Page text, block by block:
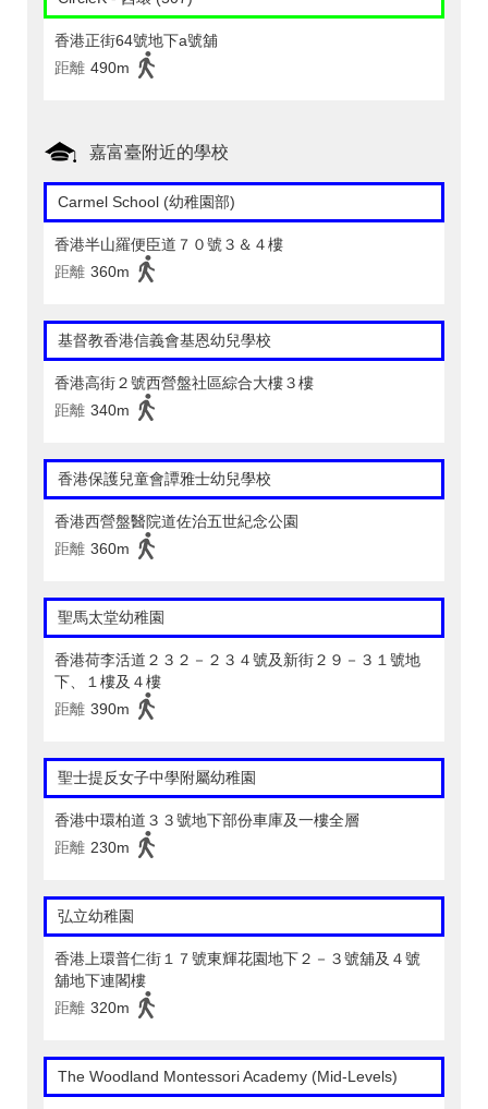
香港正街64號地下a號舖
距離 490m
嘉富臺附近的學校
Carmel School (幼稚園部)
香港半山羅便臣道７０號３＆４樓
距離 360m
基督教香港信義會基恩幼兒學校
香港高街２號西營盤社區綜合大樓３樓
距離 340m
香港保護兒童會譚雅士幼兒學校
香港西營盤醫院道佐治五世紀念公園
距離 360m
聖馬太堂幼稚園
香港荷李活道２３２－２３４號及新街２９－３１號地
下、１樓及４樓
距離 390m
聖士提反女子中學附屬幼稚園
香港中環柏道３３號地下部份車庫及一樓全層
距離 230m
弘立幼稚園
香港上環普仁街１７號東輝花園地下２－３號舖及４號
舖地下連閣樓
距離 320m
The Woodland Montessori Academy (Mid-Levels)